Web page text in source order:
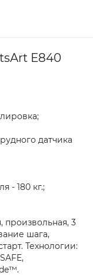
E840
датчика
- 180 кг.;
произвольная, 3
шага,
Технологии: